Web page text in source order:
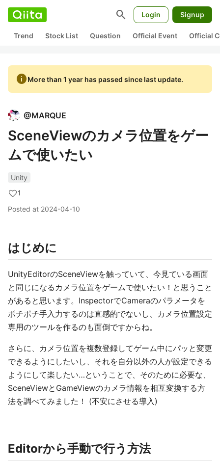
search Login Signup
Trend Stock List Question Official Event Official
infoMore than 1 year has passed since last update.
@MARQUE
SceneViewのカメラ位置をゲー
ムで使いたい
Unity
1
Posted at 2024-04-10
はじめに
UnityEditorのSceneViewを触っていて、今見ている画面
と同じになるカメラ位置をゲームで使いたい！と思うこと
があると思います。InspectorでCameraのパラメータを
ポチポチ手入力するのは直感的でないし、カメラ位置設定
専用のツールを作るのも面倒ですからね。
さらに、カメラ位置を複数登録してゲーム中にパッと変更
できるようにしたいし、それを自分以外の人が設定できる
ようにして楽したい…ということで、そのために必要な、
SceneViewとGameViewのカメラ情報を相互変換する方
法を調べてみました！ (不安にさせる導入)
Editorから手動で行う方法